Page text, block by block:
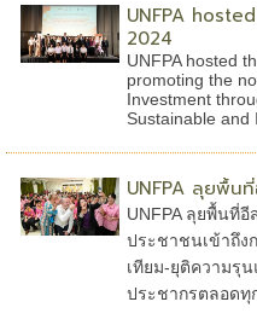
UNFPA
2024
UNFPA hosted
promoting the
Investment
Sustainable and
UNFPA ลุยพื้น
UNFPA ลุยพื้นที่
ประชาชนเข้าถึง
เทียม-ยุติความรุ
ประชากรตลอดทุ